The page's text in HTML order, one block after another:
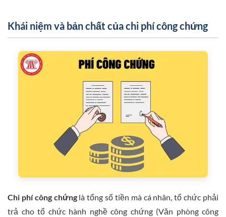
Khái niệm và bản chất của chi phí công chứng
Chi phí công chứnglà tổng số tiền mà cá nhân, tổ chức phải
trả cho tổ chức hành nghề công chứng (Văn phòng công